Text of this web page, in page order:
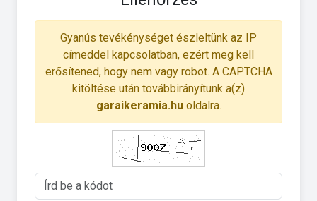
Gyanús tevékénységet észleltünk az IP
címeddel kapcsolatban, ezért meg kell
erősítened, hogy nem vagy robot. A CAPTCHA
kitöltése után továbbirányítunk a(z)
garaikeramia.huoldalra.